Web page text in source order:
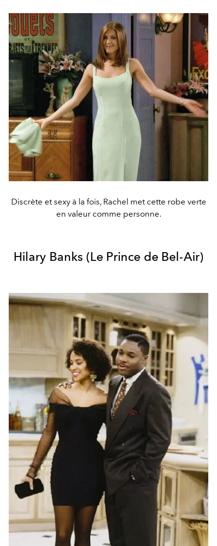
Discrète et sexy à la fois, Rachel met cette robe verte
en valeur comme personne.
Hilary Banks (Le Prince de Bel-Air)